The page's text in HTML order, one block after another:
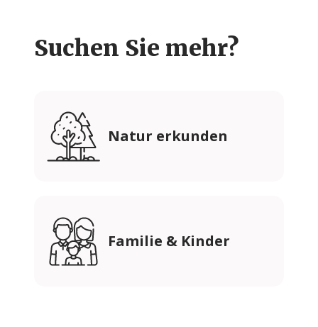
Suchen Sie mehr?
Natur erkunden
Familie & Kinder